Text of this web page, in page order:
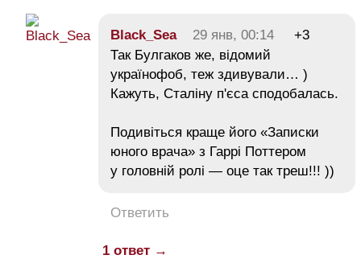
Black_Sea 29 янв, 00:14
+3
Так Булгаков же, відомий
українофоб, теж здивували… )
Кажуть, Сталіну п'єса сподобалась.
Подивіться краще його «Записки
юного врача» з Гаррі Поттером
у головній ролі — оце так треш!!! ))
Ответить
1 ответ →